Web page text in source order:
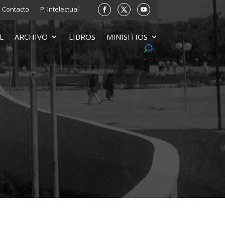
Contacto P. Intelectual
ARCHIVO LIBROS MINISITIOS